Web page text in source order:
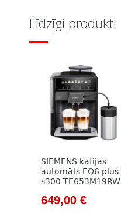
Līdzīgi produkti
SIEMENS kafijas
automāts EQ6 plus
s300 TE653M19RW
Original
649,00 €Current